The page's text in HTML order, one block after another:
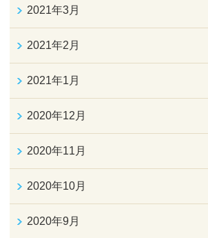
2021年3月
2021年2月
2021年1月
2020年12月
2020年11月
2020年10月
2020年9月